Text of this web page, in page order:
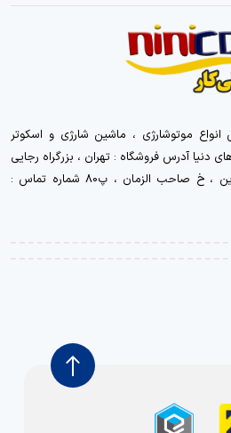
موتوشارژی ، ماشین شارژی و اسکوتر
دنیا آدرس فروشگاه : تهران ، بزرگراه رجایی
جنوب ، سه راه ترانسفو ، بازارآرین ، خ صاحب الزمان ، پ80 شماره تماس :